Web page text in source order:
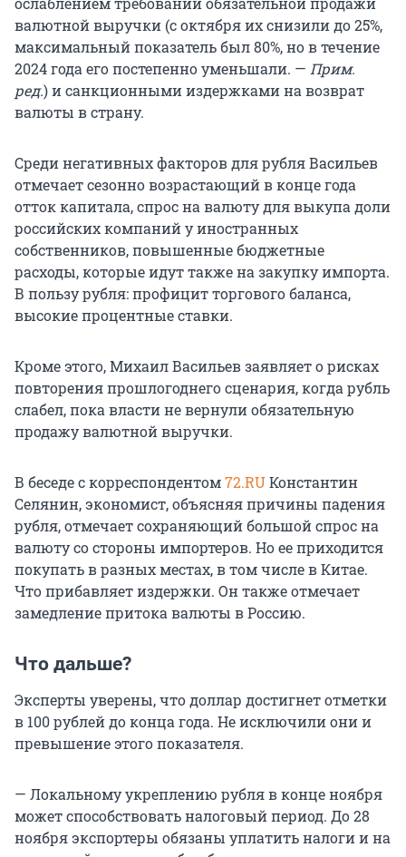
валютной выручки (с октября их снизили до 25%,
максимальный показатель был 80%, но в течение
2024 года его постепенно уменьшали. — Прим.
ред.) и санкционными издержками на возврат
валюты в страну.
Среди негативных факторов для рубля Васильев
отмечает сезонно возрастающий в конце года
отток капитала, спрос на валюту для выкупа доли
российских компаний у иностранных
собственников, повышенные бюджетные
расходы, которые идут также на закупку импорта.
В пользу рубля: профицит торгового баланса,
высокие процентные ставки.
Кроме этого, Михаил Васильев заявляет о рисках
повторения прошлогоднего сценария, когда рубль
слабел, пока власти не вернули обязательную
продажу валютной выручки.
В беседе с корреспондентом72.RUКонстантин
Селянин, экономист, объясняя причины падения
рубля, отмечает сохраняющий большой спрос на
валюту со стороны импортеров. Но ее приходится
покупать в разных местах, в том числе в Китае.
Что прибавляет издержки. Он также отмечает
замедление притока валюты в Россию.
Что дальше?
Эксперты уверены, что доллар достигнет отметки
в 100 рублей до конца года. Не исключили они и
превышение этого показателя.
— Локальному укреплению рубля в конце ноября
может способствовать налоговый период. До 28
ноября экспортеры обязаны уплатить налоги и на